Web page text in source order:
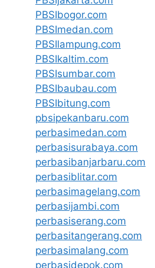
PBSIbogor.com
PBSImedan.com
PBSIlampung.com
PBSIkaltim.com
PBSIsumbar.com
PBSIbaubau.com
PBSIbitung.com
pbsipekanbaru.com
perbasimedan.com
perbasisurabaya.com
perbasibanjarbaru.com
perbasiblitar.com
perbasimagelang.com
perbasijambi.com
perbasiserang.com
perbasitangerang.com
perbasimalang.com
perbasidepok.com